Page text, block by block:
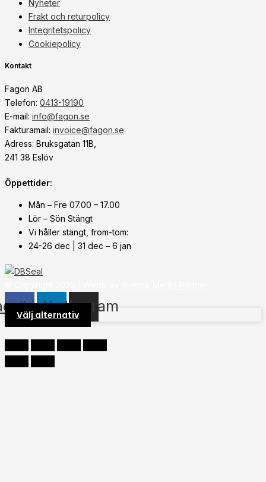
Nyheter
Frakt och returpolicy
Integritetspolicy
Cookiepolicy
Kontakt
Fagon AB
Telefon: 0413-19190
E-mail: info@fagon.se
Fakturamail: invoice@fagon.se
Adress: Bruksgatan 11B,
241 38 Eslöv
Öppettider:
Mån – Fre 07.00 – 17.00
Lör – Sön Stängt
Vi håller stängt, from-tom:
24-26 dec | 31 dec – 6 jan
Linkedin
Instagram
Välj alternativ